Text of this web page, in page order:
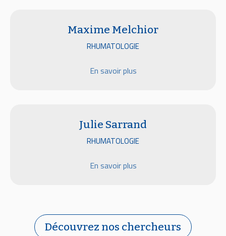
Maxime Melchior
RHUMATOLOGIE
En savoir plus
Julie Sarrand
RHUMATOLOGIE
En savoir plus
Découvrez nos chercheurs